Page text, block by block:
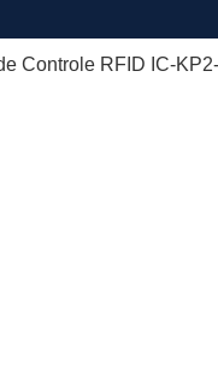
Controle RFID IC-